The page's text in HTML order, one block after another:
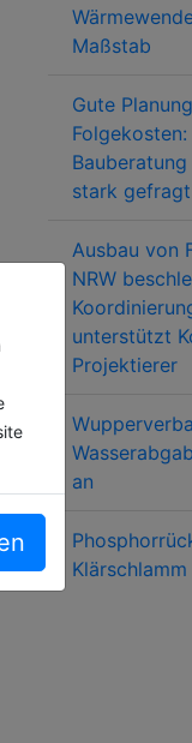
Maßstab
Gute
Folgekosten:
stark gefragt
Ausbau von
NRW
unterstützt
Projektierer
an
Klärschlamm